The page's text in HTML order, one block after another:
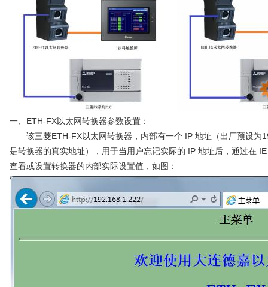
一、ETH-FX以太网转换器参数设置：
该三菱ETH-FX以太网转换器，内部有一个 IP 地址（出厂预设为
是转换器的真实地址），用于当用户忘记实际的 IP 地址后，通过在
查看或设置转换器的内部实际设置值，如图：